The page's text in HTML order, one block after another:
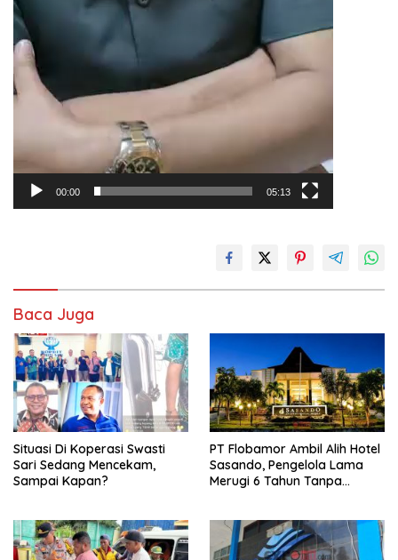
00:00 05:13
Baca Juga
Situasi Di Koperasi Swasti
Sari Sedang Mencekam,
Sampai Kapan?
PT Flobamor Ambil Alih Hotel
Sasando, Pengelola Lama
Merugi 6 Tahun Tanpa